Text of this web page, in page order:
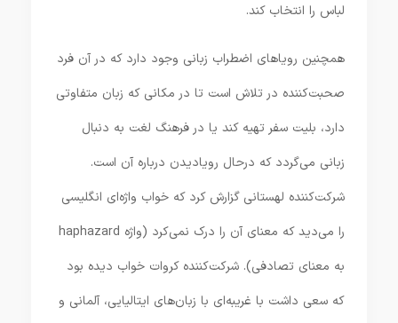
لباس را انتخاب کند.
همچنین رویاهای اضطراب زبانی وجود دارد که در آن فرد
صحبت‌کننده در تلاش است تا در مکانی که زبان متفاوتی
دارد، بلیت سفر تهیه کند یا در فرهنگ لغت به دنبال
زبانی می‌گردد که درحال رویادیدن درباره آن است.
شرکت‌کننده لهستانی گزارش کرد که خواب واژه‌ای انگلیسی
را می‌دید که معنای آن را درک نمی‌کرد (واژه haphazard
به معنای تصادفی). شرکت‌کننده کروات خواب دیده بود
که سعی داشت با غریبه‌ای با زبان‌های ایتالیایی، آلمانی و